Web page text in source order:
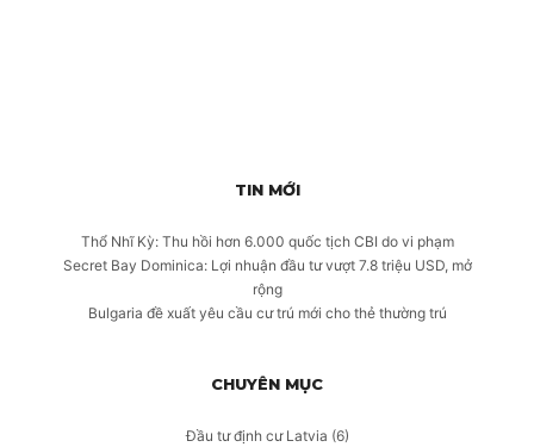
TIN MỚI
Thổ Nhĩ Kỳ: Thu hồi hơn 6.000 quốc tịch CBI do vi phạm
Secret Bay Dominica: Lợi nhuận đầu tư vượt 7.8 triệu USD, mở
rộng
Bulgaria đề xuất yêu cầu cư trú mới cho thẻ thường trú
CHUYÊN MỤC
Đầu tư định cư Latvia (6)